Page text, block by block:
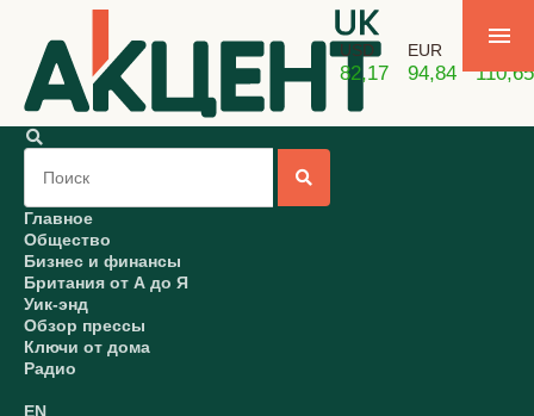
USD
82,17
EUR
94,84 110,65
Главное
Общество
Бизнес и финансы
Британия от А до Я
Уик-энд
Обзор прессы
Ключи от дома
Радио
EN